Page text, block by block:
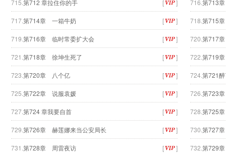
715. 第712 章拉住你的手 [ ] 716. 第713
717.第714章 一箱牛奶 [ ] 718. 第715
719. 第716章 临时常委扩大会 [ ] 720. 第717
721. 第718章 徐坤生死了 [ ] 722. 第719
723. 第720章 八个亿 [ ] 724. 第721
725. 第722章 说服袁媛 [ ] 726. 第723
727.第724 章我要自首 [ ] 728. 第725
729. 第726章 赫莲娜来当公安局长 [ ] 730. 第727
731. 第728章 周雷夜访 [ ] 732. 第729